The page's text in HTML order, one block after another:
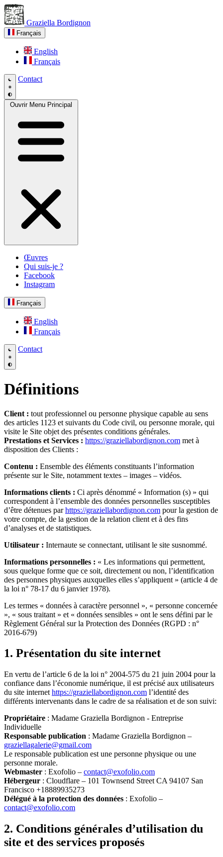
Graziella Bordignon
Français
English
Français
Contact
Ouvrir Menu Principal
Œuvres
Qui suis-je ?
Facebook
Instagram
Français
English
Français
Contact
Définitions
Client : tout professionnel ou personne physique capable au sens
des articles 1123 et suivants du Code civil, ou personne morale, qui
visite le Site objet des présentes conditions générales.
Prestations et Services : https://graziellabordignon.com met à
disposition des Clients :
Contenu : Ensemble des éléments constituants l’information
présente sur le Site, notamment textes – images – vidéos.
Informations clients : Ci après dénommé « Information (s) » qui
correspondent à l’ensemble des données personnelles susceptibles
d’être détenues parhttps://graziellabordignon.com pour la gestion de
votre compte, de la gestion de la relation client et à des fins
d’analyses et de statistiques.
Utilisateur : Internaute se connectant, utilisant le site susnommé.
Informations personnelles : « Les informations qui permettent,
sous quelque forme que ce soit, directement ou non, l’identification
des personnes physiques auxquelles elles s’appliquent » (article 4 de
la loi n° 78-17 du 6 janvier 1978).
Les termes « données à caractère personnel », « personne concernée
», « sous traitant » et « données sensibles » ont le sens défini par le
Règlement Général sur la Protection des Données (RGPD : n°
2016-679)
1. Présentation du site internet
En vertu de l’article 6 de la loi n° 2004-575 du 21 juin 2004 pour la
confiance dans l’économie numérique, il est précisé aux utilisateurs
du site internet https://graziellabordignon.com l’identité des
différents intervenants dans le cadre de sa réalisation et de son suivi:
Propriétaire : Madame Graziella Bordignon - Entreprise
Individuelle
Responsable publication : Madame Graziella Bordignon –
graziellagalerie@gmail.com
Le responsable publication est une personne physique ou une
personne morale.
Webmaster : Exofolio – contact@exofolio.com
Hébergeur : Cloudflare – 101 Townsend Street CA 94107 San
Francisco +18889935273
Délégué à la protection des données : Exofolio –
contact@exofolio.com
2. Conditions générales d’utilisation du
site et des services proposés